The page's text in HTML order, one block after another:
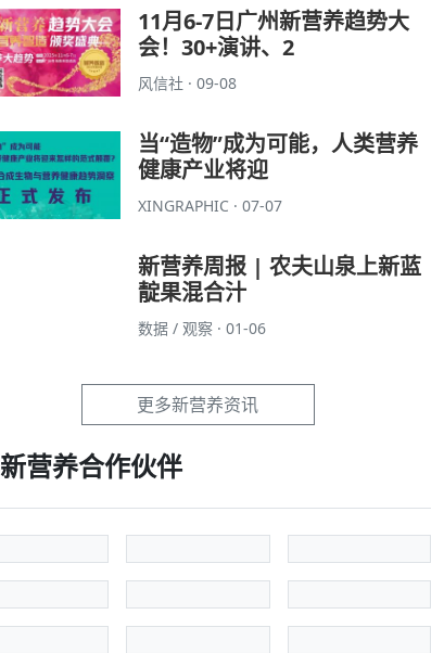
11月6-7日广州新营养趋势大
会！30+演讲、2
风信社 · 09-08
当“造物”成为可能，人类营养
健康产业将迎
XINGRAPHIC · 07-07
新营养周报 | 农夫山泉上新蓝
靛果混合汁
数据 / 观察 · 01-06
更多新营养资讯
新营养合作伙伴